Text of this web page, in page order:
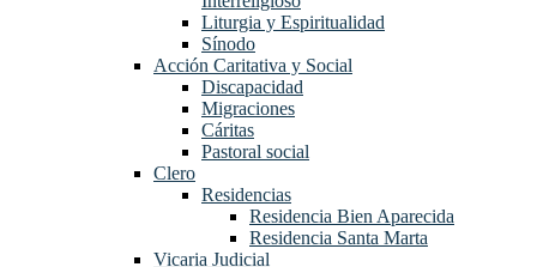
Liturgia y Espiritualidad
Sínodo
Acción Caritativa y Social
Discapacidad
Migraciones
Cáritas
Pastoral social
Clero
Residencias
Residencia Bien Aparecida
Residencia Santa Marta
Vicaria Judicial